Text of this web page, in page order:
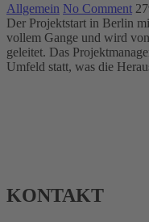
Allgemein No Comment
Der Projektstart in Berlin
vollem Gange und wird
geleitet. Das
Umfeld statt, was die
KONTAKT